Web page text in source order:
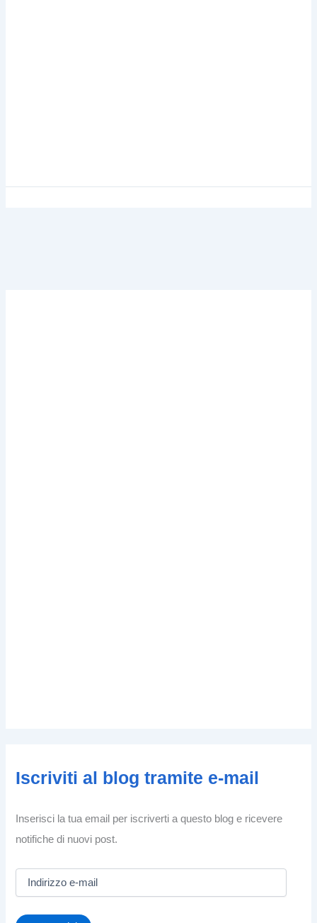
Iscriviti al blog tramite e-mail
Inserisci la tua email per iscriverti a questo blog e ricevere
notifiche di nuovi post.
i